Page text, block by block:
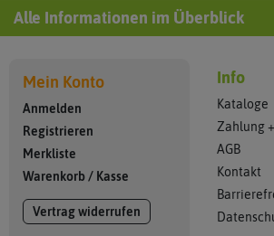
Alle Informationen im Überblick
Mein Konto
Anmelden
Registrieren
Merkliste
Warenkorb / Kasse
Vertrag widerrufen
Info
Kataloge
Zahlung
AGB
Kontakt